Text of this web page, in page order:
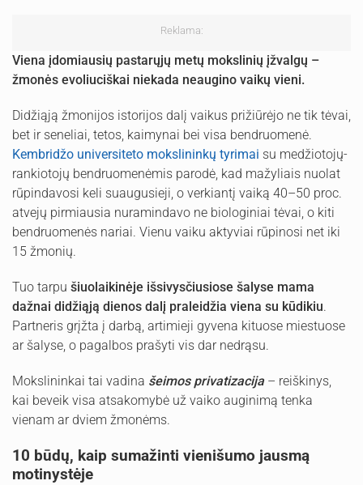
Reklama:
Viena įdomiausių pastarųjų metų mokslinių įžvalgų –
žmonės evoliuciškai niekada neaugino vaikų vieni.
Didžiąją žmonijos istorijos dalį vaikus prižiūrėjo ne tik tėvai,
bet ir seneliai, tetos, kaimynai bei visa bendruomenė.
Kembridžo universiteto mokslininkų tyrimai su medžiotojų-
rankiotojų bendruomenėmis parodė, kad mažyliais nuolat
rūpindavosi keli suaugusieji, o verkiantį vaiką 40–50 proc.
atvejų pirmiausia nuramindavo ne biologiniai tėvai, o kiti
bendruomenės nariai. Vienu vaiku aktyviai rūpinosi net iki
15 žmonių.
Tuo tarpu šiuolaikinėje išsivysčiusiose šalyse mama
dažnai didžiąją dienos dalį praleidžia viena su kūdikiu.
Partneris grįžta į darbą, artimieji gyvena kituose miestuose
ar šalyse, o pagalbos prašyti vis dar nedrąsu.
Mokslininkai tai vadina šeimos privatizacija– reiškinys,
kai beveik visa atsakomybė už vaiko auginimą tenka
vienam ar dviem žmonėms.
10 būdų, kaip sumažinti vienišumo jausmą
motinystėje